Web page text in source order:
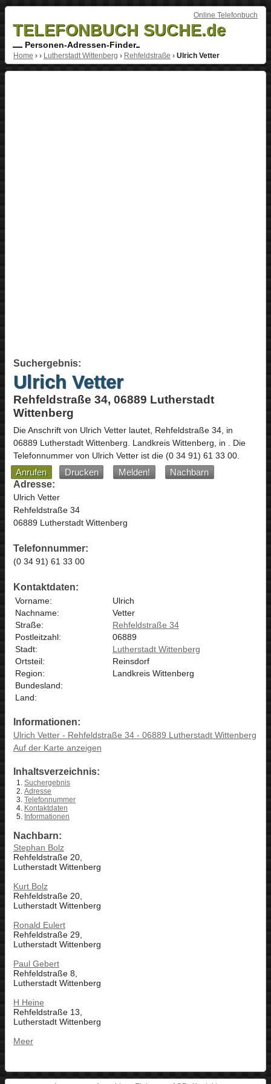
Online Telefonbuch
TELEFONBUCH SUCHE.de
Personen-Adressen-Finder
Home › › Lutherstadt Wittenberg › Rehfeldstraße › Ulrich Vetter
Suchergebnis:
Ulrich Vetter
Rehfeldstraße 34, 06889 Lutherstadt
Wittenberg
Die Anschrift von Ulrich Vetterlautet, Rehfeldstraße 34, in
06889 Lutherstadt Wittenberg. Landkreis Wittenberg, in . Die
Telefonnummer von Ulrich Vetter ist die (0 34 91) 61 33 00.
Anrufen Drucken Melden!
Nachbarn
Adresse:
Ulrich Vetter
Rehfeldstraße 34
06889 Lutherstadt Wittenberg
Telefonnummer:
(0 34 91) 61 33 00
Kontaktdaten:
Vorname:
Ulrich
Nachname:
Vetter
Straße:
Rehfeldstraße 34
Postleitzahl:
06889
Stadt:
Lutherstadt Wittenberg
Ortsteil:
Reinsdorf
Region:
Landkreis Wittenberg
Bundesland:
Land:
Informationen:
Ulrich Vetter - Rehfeldstraße 34 - 06889 Lutherstadt Wittenberg
Auf der Karte anzeigen
Inhaltsverzeichnis:
Suchergebnis
Adresse
Telefonnummer
Kontaktdaten
Informationen
Nachbarn:
Stephan Bolz
Rehfeldstraße 20,
Lutherstadt Wittenberg
Kurt Bolz
Rehfeldstraße 20,
Lutherstadt Wittenberg
Ronald Eulert
Rehfeldstraße 29,
Lutherstadt Wittenberg
Paul Gebert
Rehfeldstraße 8,
Lutherstadt Wittenberg
H Heine
Rehfeldstraße 13,
Lutherstadt Wittenberg
Meer